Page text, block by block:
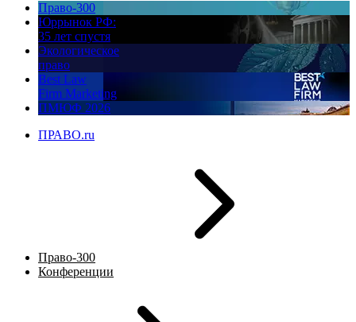
Право-300
Юррынок РФ:
35 лет спустя
Экологическое
право
Best Law
Firm Marketing
ПМЮФ 2026
ПРАВО.ru
Право-300
Конференции